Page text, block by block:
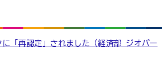
に「再認定」されました（経済部 ジオパー